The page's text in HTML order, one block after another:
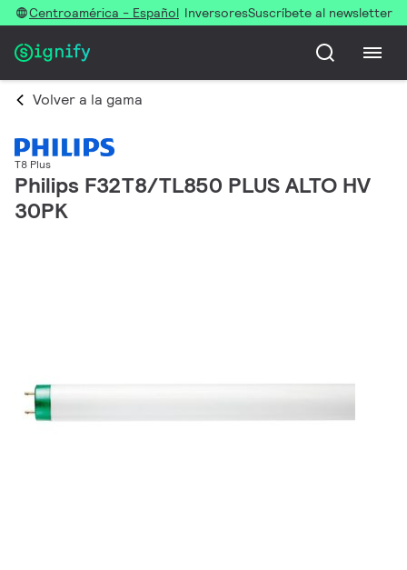
Centroamérica - Español InversoresSuscríbete al newsletter
Volver a la gama
T8 Plus
Philips F32T8/TL850 PLUS ALTO HV
30PK